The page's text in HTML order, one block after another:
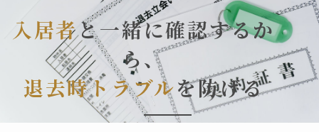
入居者と一緒に確認するか
ら、
退去時トラブルを防げる